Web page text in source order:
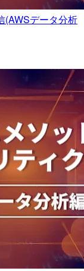
(AWSデータ分析